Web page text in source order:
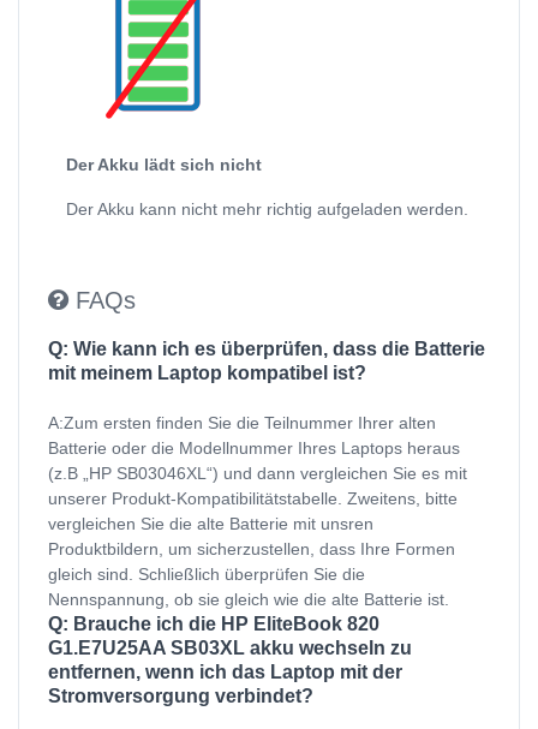
Der Akku lädt sich nicht
Der Akku kann nicht mehr richtig aufgeladen werden.
FAQs
Q: Wie kann ich es überprüfen, dass die Batterie
mit meinem Laptop kompatibel ist?
A:Zum ersten finden Sie die Teilnummer Ihrer alten
Batterie oder die Modellnummer Ihres Laptops heraus
(z.B „HP SB03046XL“) und dann vergleichen Sie es mit
unserer Produkt-Kompatibilitätstabelle. Zweitens, bitte
vergleichen Sie die alte Batterie mit unsren
Produktbildern, um sicherzustellen, dass Ihre Formen
gleich sind. Schließlich überprüfen Sie die
Nennspannung, ob sie gleich wie die alte Batterie ist.
Q: Brauche ich die HP EliteBook 820
G1.E7U25AA SB03XL akku wechseln zu
entfernen, wenn ich das Laptop mit der
Stromversorgung verbindet?